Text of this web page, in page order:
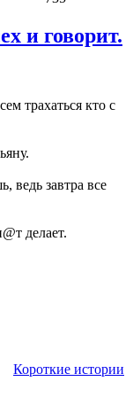
и говорит.
трахаться кто с
ведь завтра все
делает.
Короткие истории